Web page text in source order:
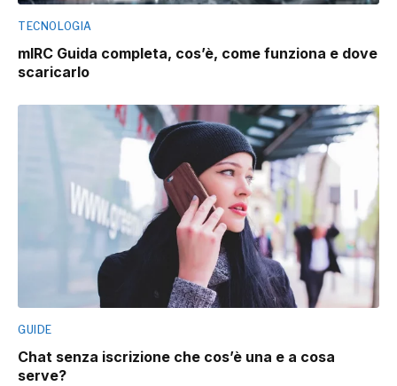
TECNOLOGIA
mIRC Guida completa, cos’è, come funziona e dove
scaricarlo
GUIDE
Chat senza iscrizione che cos’è una e a cosa
serve?